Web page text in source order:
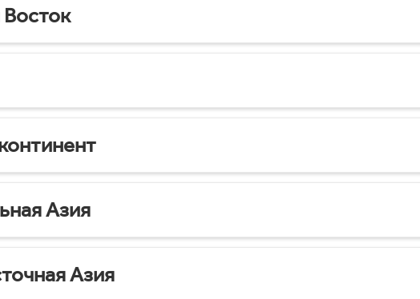
Азия
Азия